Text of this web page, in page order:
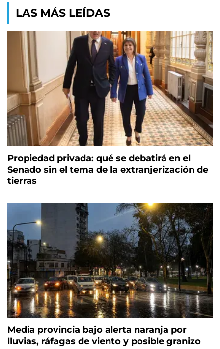
LAS MÁS LEÍDAS
Propiedad privada: qué se debatirá en el
Senado sin el tema de la extranjerización de
tierras
Media provincia bajo alerta naranja por
lluvias, ráfagas de viento y posible granizo